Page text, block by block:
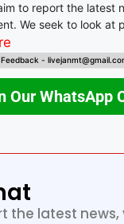
to report the latest
We seek to look at
from the
-
Our WhatsApp
the latest news,